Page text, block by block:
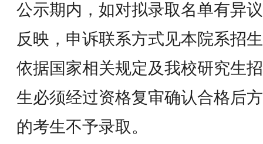
公示期内，如对拟录取名单有异
反映，申诉联系方式见本院系招
依据国家相关规定及我校研究生
生必须经过资格复审确认合格后
的考生不予录取。